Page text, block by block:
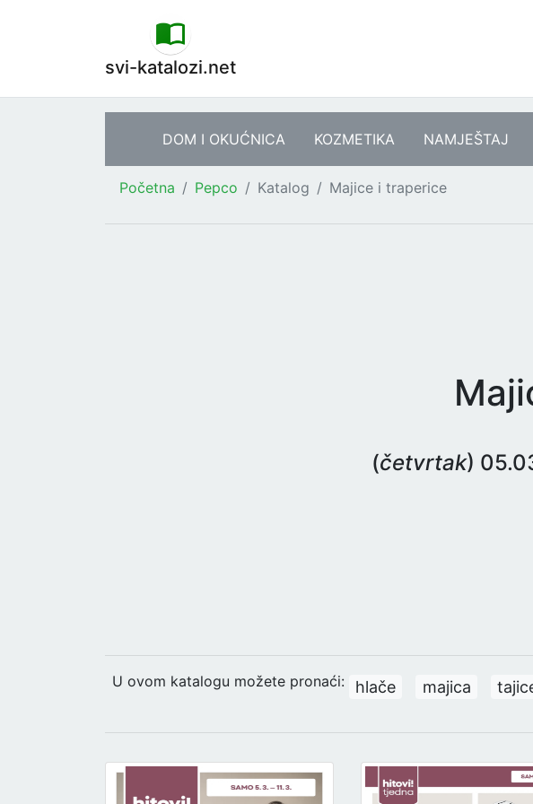
svi-katalozi.net
DOM I OKUĆNICA KOZMETIKA NAMJEŠTAJ
Početna Pepco Katalog Majice i traperice
(četvrtak)
U ovom katalogu možete pronaći: hlače majica